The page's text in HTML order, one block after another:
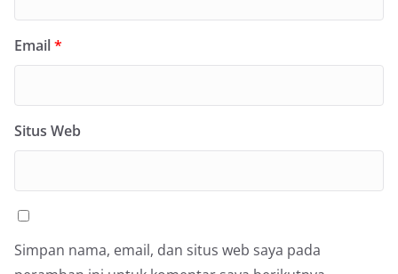
Email*
Situs Web
Simpan nama, email, dan situs web saya pada